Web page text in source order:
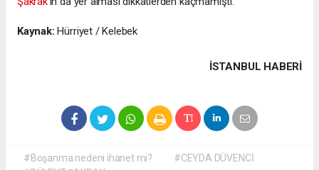
Kaynak: Hürriyet / Kelebek
İSTANBUL HABERİ
#Boşanma nedeni ihanet mi?
#CEYDA DÜVENCİ